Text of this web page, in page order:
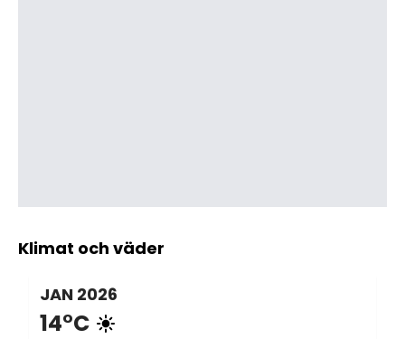
Klimat och väder
JAN 2026
14°C